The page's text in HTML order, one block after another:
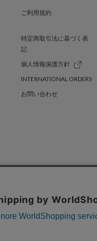
ご利用規約
特定商取引法に基づく表
記
個人情報保護方針
INTERNATIONAL ORDERS
お問い合わせ
採用情報